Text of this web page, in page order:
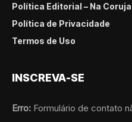
Política Editorial – Na Coruja
Política de Privacidade
Termos de Uso
INSCREVA-SE
Erro: Formulário de contato